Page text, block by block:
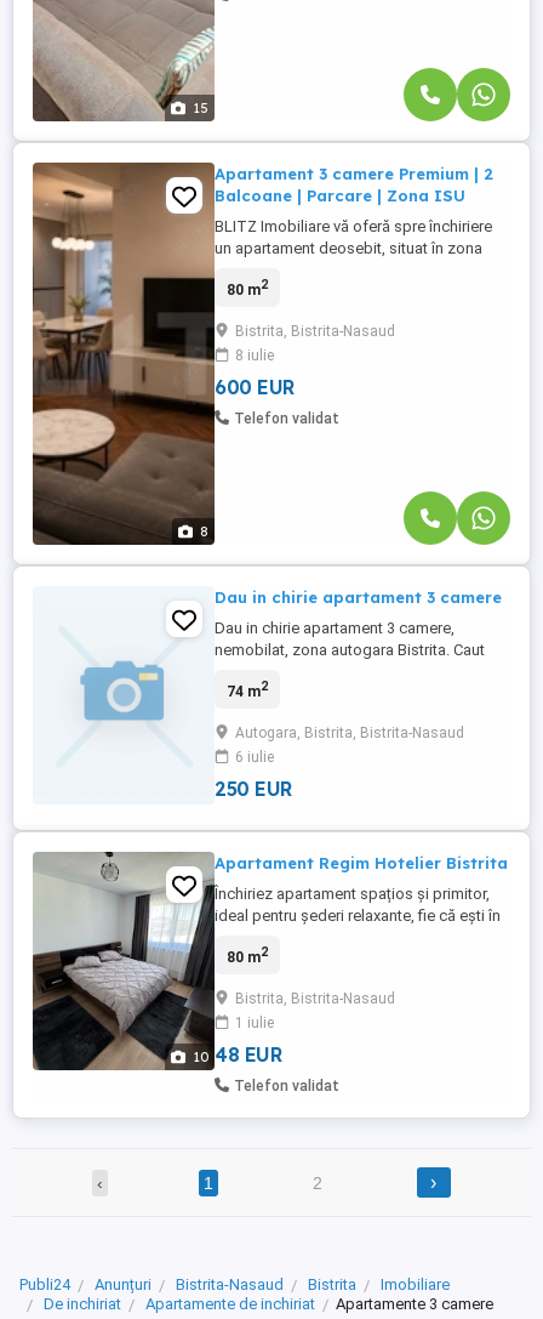
15
8
Apartament 3 camere Premium | 2
Balcoane | Parcare | Zona ISU
BLITZ Imobiliare vă oferă spre închiriere
un apartament deosebit, situat în zona
accesibilitate, confort și apropierea de
într-un stil modern, cu finisaje premium și
mobilier ales cu mult bun gust, acest
apartament ...
80 m2
Bistrita, Bistrita-Nasaud
8 iulie
600 EUR
Telefon validat
Dau in chirie apartament 3 camere
Dau in chirie apartament 3 camere,
nemobilat, zona autogara Bistrita. Caut
apartamentul are nevoie de zugravit,
bucataria. Toate lucrarile se fac pe
cheltuiala proprietarului si in schimbul
platii pentru manopera lucrarilor se ...
74 m2
Autogara, Bistrita, Bistrita-Nasaud
6 iulie
250 EUR
10
Apartament Regim Hotelier Bistrita
Închiriez apartament spațios și primitor,
ideal pentru șederi relaxante, fie că ești în
într-o zonă liniștită, acest apartament îți
modern și bine organizat. Locuința
dispune de două dormitoare mari,
amenajate cu gust, ...
80 m2
Bistrita, Bistrita-Nasaud
1 iulie
48 EUR
Telefon validat
‹ 1 2 ›
Publi24 Anunțuri Bistrita-Nasaud Bistrita
Imobiliare
De inchiriat
Apartamente de inchiriat Apartamente 3 camere